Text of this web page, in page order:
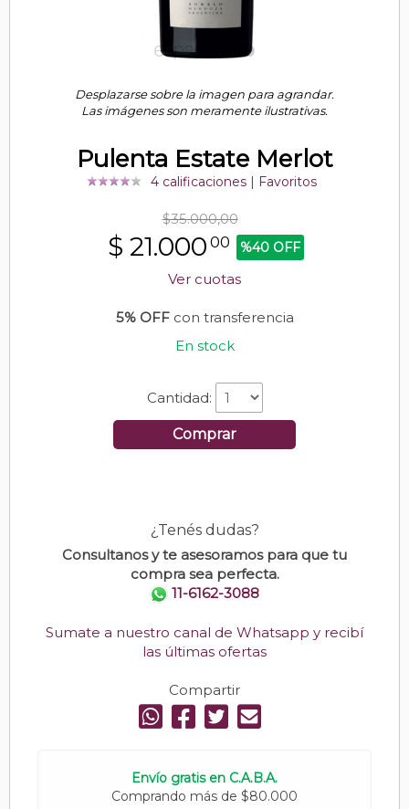
Desplazarse sobre la imagen para agrandar.
Las imágenes son meramente ilustrativas.
Pulenta Estate Merlot
4 calificaciones Favoritos
$35.000,00
$ 21.000 00 %40 OFF
Ver cuotas
5% OFFcon transferencia
En stock
Cantidad:
Comprar
¿Tenés dudas?
Consultanos y te asesoramos para que tu
compra sea perfecta.
11-6162-3088
Sumate a nuestro canal de Whatsapp y recibí
las últimas ofertas
Compartir
Envío gratis en C.A.B.A.
Comprando más de $80.000